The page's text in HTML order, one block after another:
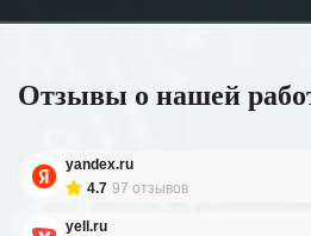
Отзывы о нашей
yandex.ru
4.7 97 отзывов
yell.ru